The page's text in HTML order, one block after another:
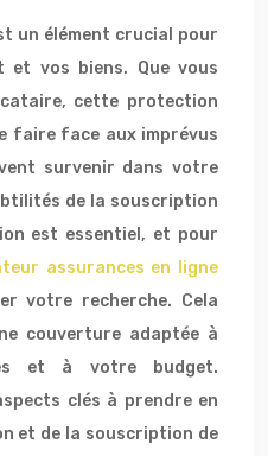
un élément crucial pour
et vos biens. Que vous
cette protection
faire face aux imprévus
survenir dans votre
de la souscription
est essentiel, et pour
assurances en ligne
votre recherche. Cela
couverture adaptée à
et à votre budget.
clés à prendre en
et de la souscription de